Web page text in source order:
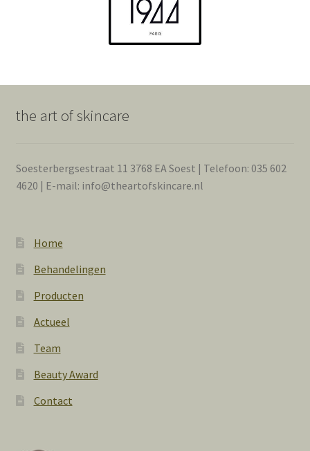
the art of skincare
Soesterbergsestraat 11 3768 EA Soest | Telefoon: 035 602
4620 | E-mail: info@theartofskincare.nl
Home
Behandelingen
Producten
Actueel
Team
Beauty Award
Contact